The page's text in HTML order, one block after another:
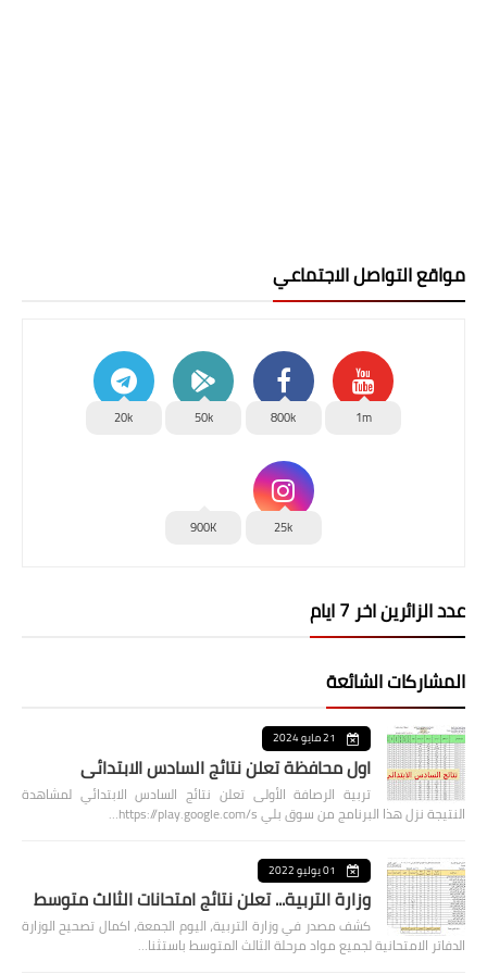
مواقع التواصل الاجتماعي
1m
800k
50k
20k
25k
900K
عدد الزائرين اخر 7 ايام
المشاركات الشائعة
21 مايو 2024
اول محافظة تعلن نتائج السادس الابتدائي
تربية الرصافة الأولى تعلن نتائج السادس الابتدائي لمشاهدة
النتيجة نزل هذا البرنامج من سوق بلي https://play.google.com/s…
01 يوليو 2022
وزارة التربية... تعلن نتائج امتحانات الثالث متوسط
كشف مصدر في وزارة التربية، اليوم الجمعة، اكمال تصحيح الوزارة
الدفاتر الامتحانية لجميع مواد مرحلة الثالث المتوسط باستثنا…